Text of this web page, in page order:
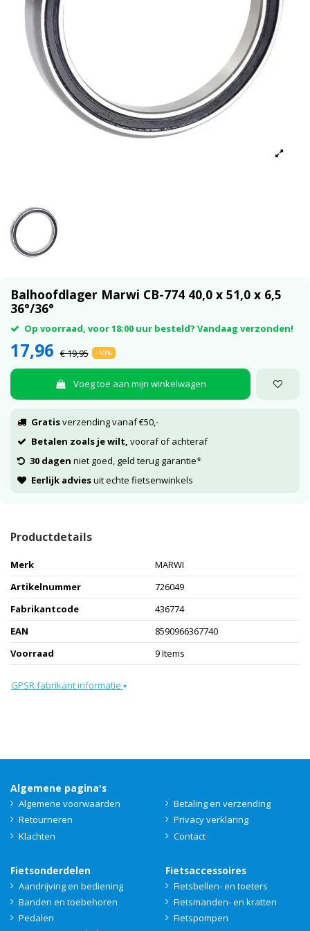
Balhoofdlager Marwi CB-774 40,0 x 51,0 x 6,5
36°/36°
Op voorraad, voor 18:00 uur besteld? Vandaag verzonden!
17,96 € 19,95 -10%
Voeg toe aan mijn winkelwagen
Gratisverzending vanaf €50,-
Betalen zoals je wilt, vooraf of achteraf
30 dagen niet goed, geld terug garantie*
Eerlijk adviesuit echte fietsenwinkels
Productdetails
Merk
MARWI
Artikelnummer
726049
Fabrikantcode
436774
EAN
8590966367740
Voorraad
9 Items
GPSR fabrikant informatie ▾
Algemene pagina's
Algemene voorwaarden
Betaling en verzending
Retourneren
Privacy verklaring
Klachten
Contact
Fietsonderdelen
Aandrijving en bediening
Banden en toebehoren
Pedalen
Fietsaccessoires
Fietsbellen- en toeters
Fietsmanden- en kratten
Fietspompen